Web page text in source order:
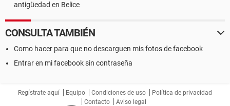
antigüedad en Belice
CONSULTA TAMBIÉN
Como hacer para que no descarguen mis fotos de facebook
Entrar en mi facebook sin contraseña
Regístrate aquí Equipo Condiciones de uso
Política de privacidad
Contacto
Aviso legal